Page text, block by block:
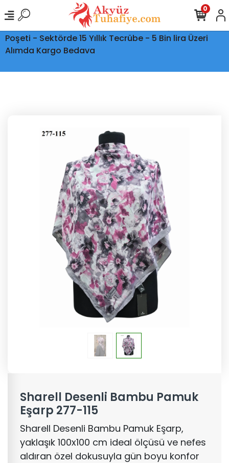
Ptt Kargo İle Tüm Türkiye'ye Teslimat - Şeffaf Kargo
Poşeti - Sektörde 15 Yıllık Tecrübe - 5 Bin lira Üzeri
Alımda Kargo Bedava
0
Sharell Desenli Bambu Pamuk
Eşarp 277-115
Sharell Desenli Bambu Pamuk Eşarp,
yaklaşık 100x100 cm ideal ölçüsü ve nefes
aldıran özel dokusuyla gün boyu konfor